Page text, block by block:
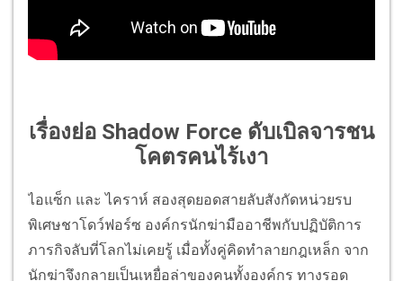
เรื่องย่อ Shadow Force ดับเบิลจารชน
โคตรคนไร้เงา
ไอแซ็ก และ ไคราห์ สองสุดยอดสายลับสังกัดหน่วยรบ
พิเศษชาโดว์ฟอร์ซ องค์กรนักฆ่ามืออาชีพกับปฏิบัติการ
ภารกิจลับที่โลกไม่เคยรู้ เมื่อทั้งคู่คิดทำลายกฎเหล็ก จาก
นักฆ่าจึงกลายเป็นเหยื่อล่าของคนทั้งองค์กร ทางรอด